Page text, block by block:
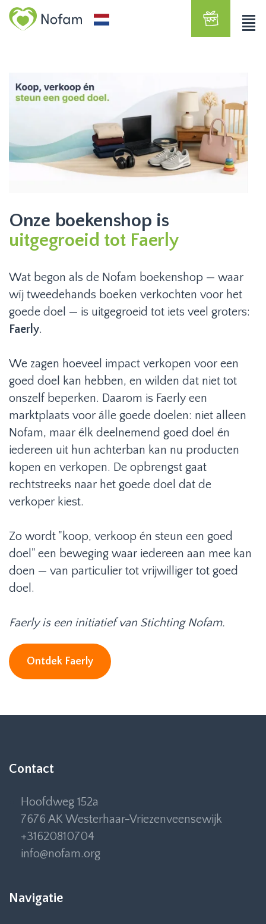
Onze boekenshop is
uitgegroeid tot Faerly
Wat begon als de Nofam boekenshop — waar
wíj tweedehands boeken verkochten voor het
goede doel — is uitgegroeid tot iets veel groters:
Faerly.
We zagen hoeveel impact verkopen voor een
goed doel kan hebben, en wilden dat niet tot
onszelf beperken. Daarom is Faerly een
marktplaats voor álle goede doelen: niet alleen
Nofam, maar élk deelnemend goed doel én
iedereen uit hun achterban kan nu producten
kopen en verkopen. De opbrengst gaat
rechtstreeks naar het goede doel dat de
verkoper kiest.
Zo wordt "koop, verkoop én steun een goed
doel" een beweging waar iedereen aan mee kan
doen — van particulier tot vrijwilliger tot goed
doel.
Faerly is een initiatief van Stichting Nofam.
Ontdek Faerly
Contact
Hoofdweg 152a
7676 AK Westerhaar-Vriezenveensewijk
+31620810704
info@nofam.org
Navigatie